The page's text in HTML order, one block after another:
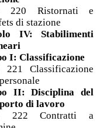
220 Ristornati e
di stazione
IV: Stabilimenti
I: Classificazione
221 Classificazione
II: Disciplina del
di lavoro
222 Contratti a